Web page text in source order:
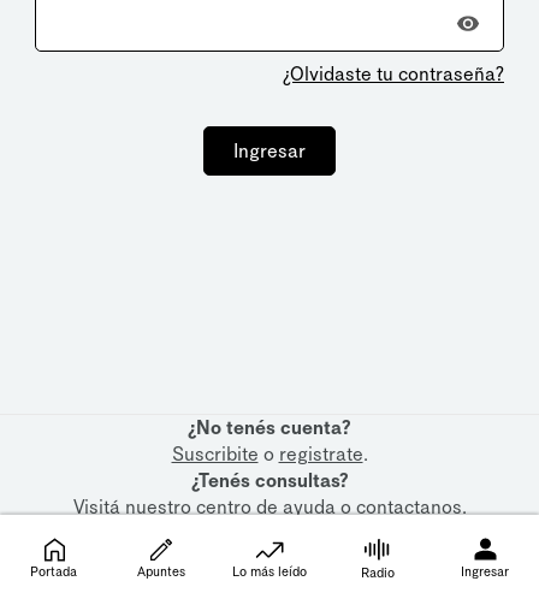
¿Olvidaste tu contraseña?
Ingresar
¿No tenés cuenta?
Suscribite o registrate.
¿Tenés consultas?
Visitá nuestrocentro de ayudaocontactanos.
Portada Apuntes Lo más leído Radio Ingresar